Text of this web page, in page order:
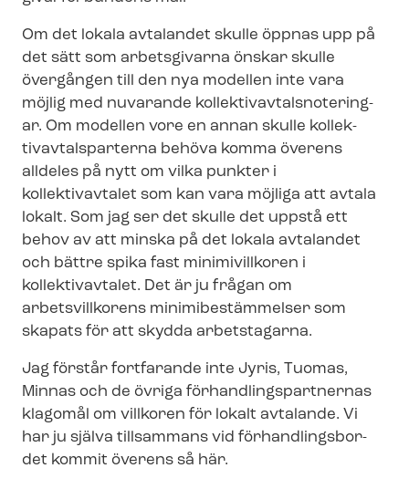
Om det lokala avtalandet skulle öppnas upp på
det sätt som arbetsgivarna önskar skulle
övergången till den nya modellen inte vara
möjlig med nuvarande kol­lek­tivav­talsno­te­ring­
ar. Om modellen vore en annan skulle kol­lek­
tivav­tals­par­ter­na behöva komma överens
alldeles på nytt om vilka punkter i
kollektivavtalet som kan vara möjliga att avtala
lokalt. Som jag ser det skulle det uppstå ett
behov av att minska på det lokala avtalandet
och bättre spika fast minimivillkoren i
kollektivavtalet. Det är ju frågan om
arbetsvillkorens mi­ni­mi­be­stäm­mel­ser som
skapats för att skydda arbetstagarna.
Jag förstår fortfarande inte Jyris, Tuomas,
Minnas och de övriga för­hand­lings­part­ner­nas
klagomål om villkoren för lokalt avtalande. Vi
har ju själva tillsammans vid för­hand­lings­bor­
det kommit överens så här.